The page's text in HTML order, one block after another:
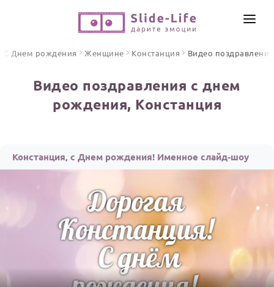
ПО ФОРМАТУ
Открытки
С Днем рождения
Свадьба
ИНСТРУМЕНТЫ
ОТЗЫВЫ
С Днем рождения Женщине Констанция Видео поздравления
Видео поздравления с днем
рождения, Констанция
Констанция, с Днем рождения! Именное слайд-шоу